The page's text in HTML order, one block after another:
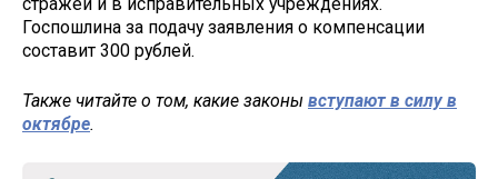
Госпошлина за подачу заявления о компенсации
составит 300 рублей.
Также читайте о том, какие законы вступают в силу в
октябре.